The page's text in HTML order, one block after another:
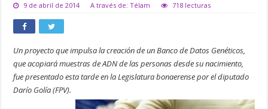
9 de abril de 2014 A través de: Télam 718 lecturas
Un proyecto que impulsa la creación de un Banco de Datos Genéticos,
que acopiará muestras de ADN de las personas desde su nacimiento,
fue presentado esta tarde en la Legislatura bonaerense por el diputado
Darío Golía (FPV).